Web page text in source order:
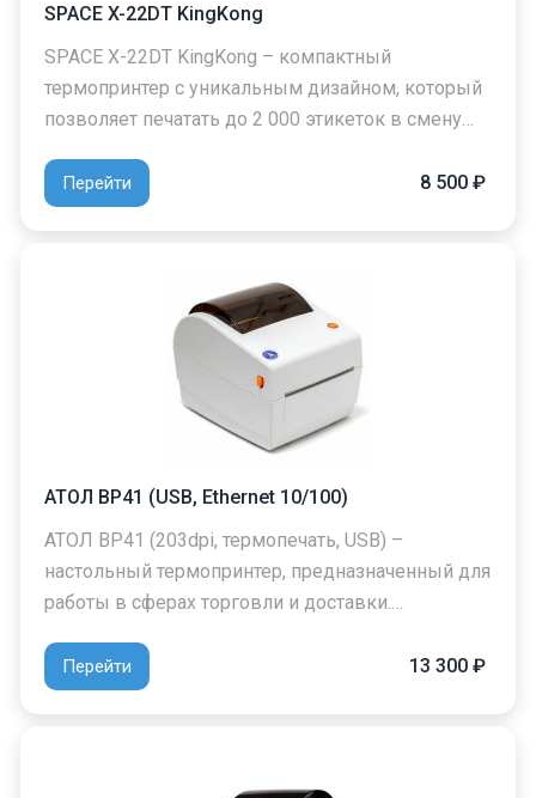
SPACE X-22DT KingKong
SPACE X-22DT KingKong – компактный
термопринтер с уникальным дизайном, который
позволяет печатать до 2 000 этикеток в смену…
Перейти 8 500 ₽
АТОЛ BP41 (USB, Ethernet 10/100)
АТОЛ BP41 (203dpi, термопечать, USB) –
настольный термопринтер, предназначенный для
работы в сферах торговли и доставки.…
Перейти 13 300 ₽